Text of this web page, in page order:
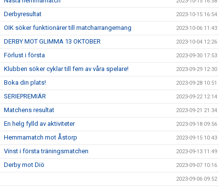
Derbyresultat 2023-10-15 16:54
OIK söker funktionärer till matcharrangemang 2023-10-06 11:43
DERBY MOT GLIMMA 13 OKTOBER 2023-10-04 12:26
Förlust i första 2023-09-30 17:53
Klubben söker cyklar till fem av våra spelare! 2023-09-29 12:30
Boka din plats! 2023-09-28 10:51
SERIEPREMIÄR 2023-09-22 12:14
Matchens resultat 2023-09-21 21:34
En helg fylld av aktiviteter 2023-09-18 09:56
Hemmamatch mot Åstorp 2023-09-15 10:43
Vinst i första träningsmatchen 2023-09-13 11:49
Derby mot Diö 2023-09-07 10:16
2023-09-06 09:52